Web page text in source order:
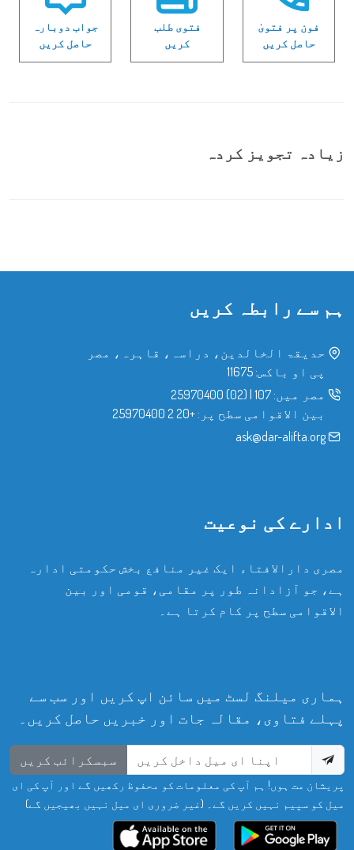
فون پر فتویٰ
حاصل کریں
فتوی طلب
کریں
جواب دوبارہ
حاصل کریں
زیادہ تجویز کردہ
ہم سے رابطہ کریں
حدیقۃ الخالدین، دراسہ، قاہرہ، مصر
پی او باکس: 11675
مصر میں: 107
|
(02) 25970400
بین الاقوامی سطح پر: +20 2 25970400
ask@dar-alifta.org
ادارے کی نوعیت
مصری دارالافتاء ایک غیر منافع بخش حکومتی ادارہ
ہے، جو آزادانہ طور پر مقامی، قومی اور بین
الاقوامی سطح پر کام کرتا ہے۔
ہماری میلنگ لسٹ میں سائن اپ کریں اور سب سے
پہلے فتاوی، مقالہ جات اور خبریں حاصل کریں۔
سبسکرائب کریں
پریشان مت ہوں! ہم آپ کی معلومات کو محفوظ رکھیں گے اور آپ کی ای
میل کو سپیم نہیں کریں گے۔ (غیر ضروری ای میل نہیں بھیجیں گے)